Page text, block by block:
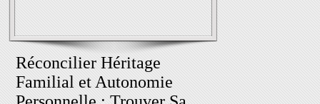
Réconcilier Héritage
Familial et Autonomie